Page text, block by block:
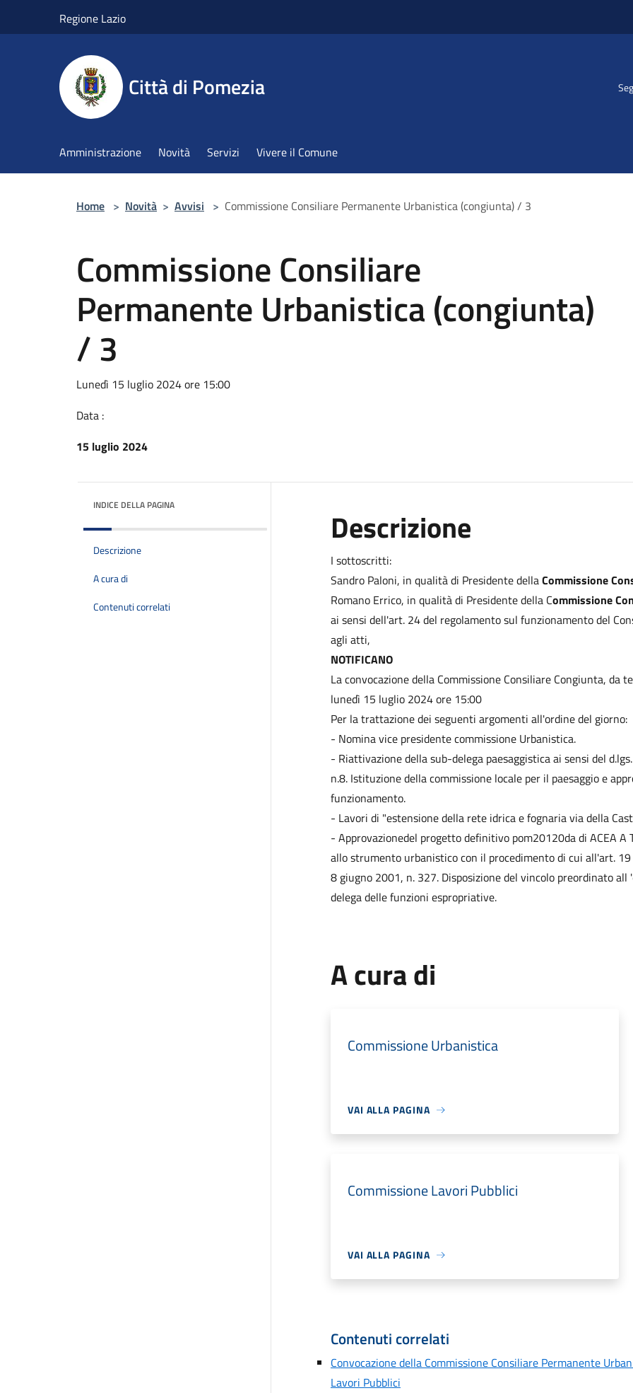
Regione Lazio
Città di Pomezia
Amministrazione Novità Servizi Vivere il Comune
Home > Novità > Avvisi > Commissione Consiliare Permanente Urbanistica (congiunta) / 3
Commissione Consiliare
Permanente Urbanistica (congiunta)
/ 3
Lunedì 15 luglio 2024 ore 15:00
Data :
15 luglio 2024
INDICE DELLA PAGINA
Descrizione
A cura di
Contenuti correlati
Descrizione
I sottoscritti:
Sandro Paloni, in qualità di Presidente dellaCommissione
Romano Errico, in qualità di Presidente della Commissione
ai sensi dell'art. 24 del regolamento sul funzionamento del
agli atti,
NOTIFICANO
La convocazione della Commissione Consiliare Congiunta, da
lunedì 15 luglio 2024 ore 15:00
Per la trattazione dei seguenti argomenti all'ordine del giorno:
- Nomina vice presidente commissione Urbanistica.
- Riattivazione della sub-delega paesaggistica ai sensi del
n.8. Istituzione della commissione locale per il paesaggio e
funzionamento.
- Lavori di "estensione della rete idrica e fognaria via della
- Approvazionedel progetto definitivo pom20120da di ACEA
allo strumento urbanistico con il procedimento di cui all'art.
8 giugno 2001, n. 327. Disposizione del vincolo preordinato
delega delle funzioni espropriative.
A cura di
Commissione Urbanistica
VAI ALLA PAGINA
Commissione Lavori Pubblici
VAI ALLA PAGINA
Contenuti correlati
Convocazione della Commissione Consiliare Permanente
Lavori Pubblici